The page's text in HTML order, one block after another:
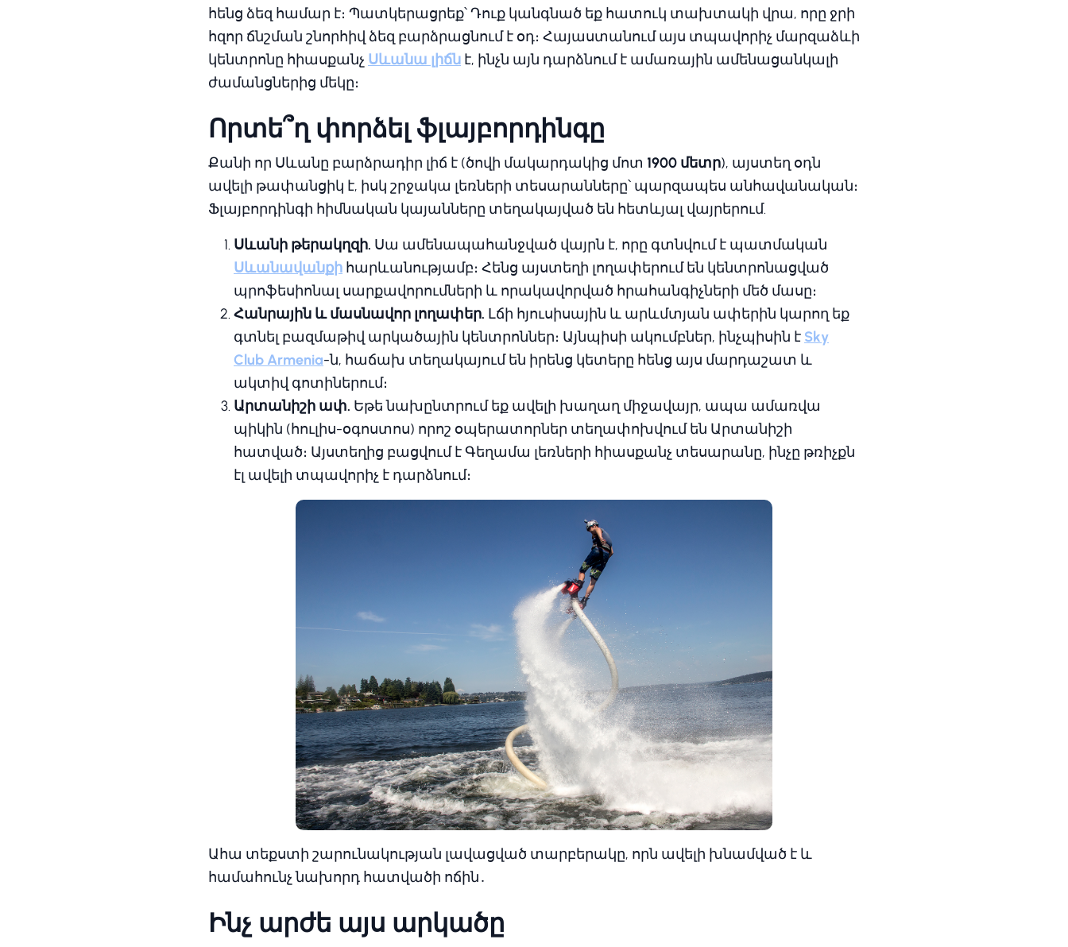
հենց ձեզ համար է։ Պատկերացրեք՝ Դուք կանգնած եք հատուկ տախտակի վրա, որը ջրի
հզոր ճնշման շնորհիվ ձեզ բարձրացնում է օդ։ Հայաստանում այս տպավորիչ մարզաձևի
կենտրոնը հիասքանչ Սևանա լիճն է, ինչն այն դարձնում է ամառային ամենացանկալի
ժամանցներից մեկը։
Որտե՞ղ փորձել ֆլայբորդինգը
Քանի որ Սևանը բարձրադիր լիճ է (ծովի մակարդակից մոտ 1900 մետր), այստեղ օդն
ավելի թափանցիկ է, իսկ շրջակա լեռների տեսարանները՝ պարզապես անհավանական։
Ֆլայբորդինգի հիմնական կայանները տեղակայված են հետևյալ վայրերում.
Սևանի թերակղզի. Սա ամենապահանջված վայրն է, որը գտնվում է պատմական
Սևանավանքի հարևանությամբ։ Հենց այստեղի լողափերում են կենտրոնացված
պրոֆեսիոնալ սարքավորումների և որակավորված հրահանգիչների մեծ մասը։
Հանրային և մասնավոր լողափեր. Լճի հյուսիսային և արևմտյան ափերին կարող եք
գտնել բազմաթիվ արկածային կենտրոններ։ Այնպիսի ակումբներ, ինչպիսին է Sky
Club Armenia-ն, հաճախ տեղակայում են իրենց կետերը հենց այս մարդաշատ և
ակտիվ գոտիներում։
Արտանիշի ափ. Եթե նախընտրում եք ավելի խաղաղ միջավայր, ապա ամառվա
պիկին (հուլիս-օգոստոս) որոշ օպերատորներ տեղափոխվում են Արտանիշի
հատված։ Այստեղից բացվում է Գեղամա լեռների հիասքանչ տեսարանը, ինչը թռիչքն
էլ ավելի տպավորիչ է դարձնում։
Ահա տեքստի շարունակության լավացված տարբերակը, որն ավելի խնամված է և
համահունչ նախորդ հատվածի ոճին․
Ինչ արժե այս արկածը